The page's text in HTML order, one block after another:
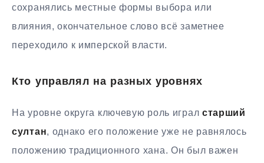
сохранялись местные формы выбора или
влияния, окончательное слово всё заметнее
переходило к имперской власти.
Кто управлял на разных уровнях
На уровне округа ключевую роль играл старший
султан, однако его положение уже не равнялось
положению традиционного хана. Он был важен